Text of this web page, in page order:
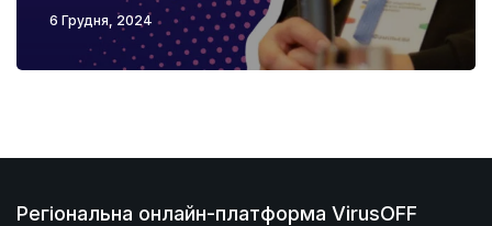
6 Грудня, 2024
Регіональна онлайн-платформа VirusOFF